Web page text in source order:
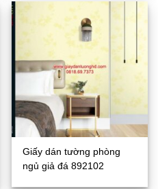
Giấy dán tường phòng
ngủ giả đá 892102